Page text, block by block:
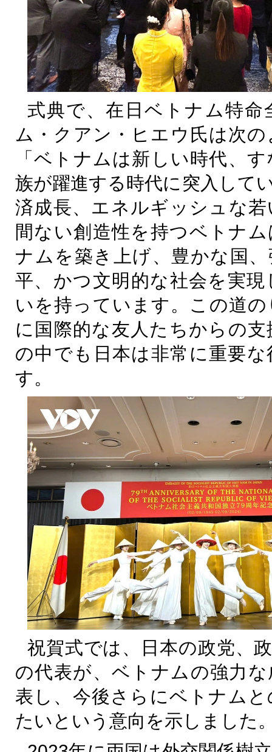
式典で、在日ベトナム特命
ム・クアン・ヒエウ氏は次
「ベトナムは新しい時代、
族が躍進する時代に突入して
済成長、エネルギッシュな
間ない創造性を持つベトナ
ナムを築き上げ、豊かな国
平、かつ文明的な社会を実
いを持っています。この道
に国際的な友人たちからの
の中でも日本は非常に重要
す。
祝賀式では、日本の政党、
の代表が、ベトナムの強力
表し、今後さらにベトナム
たいという意向を示しました